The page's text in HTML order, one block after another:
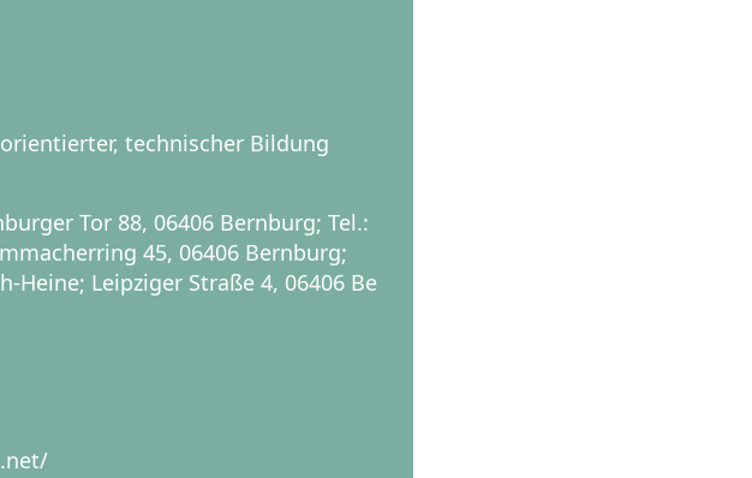
technischer Bildung
Tor 88, 06406 Bernburg; Tel.:
45, 06406 Bernburg;
Heine; Leipziger Straße 4, 06406 Be